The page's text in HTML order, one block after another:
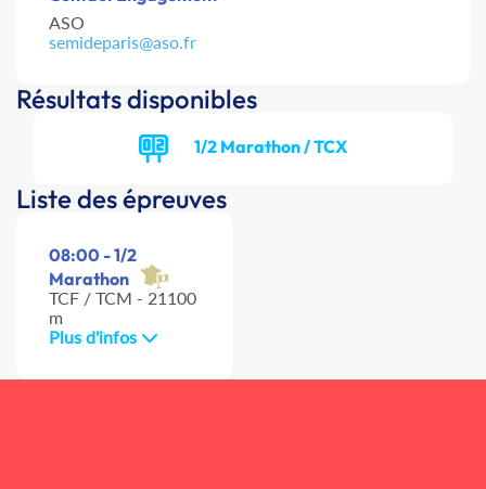
ASO
semideparis@aso.fr
Résultats disponibles
1/2 Marathon / TCX
Liste des épreuves
08:00 - 1/2
Marathon
TCF / TCM - 21100
m
Plus d'infos